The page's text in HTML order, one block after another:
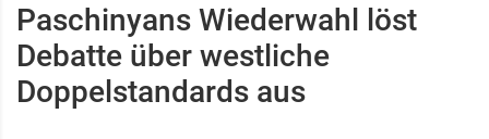
Paschinyans Wiederwahl löst
Debatte über westliche
Doppelstandards aus